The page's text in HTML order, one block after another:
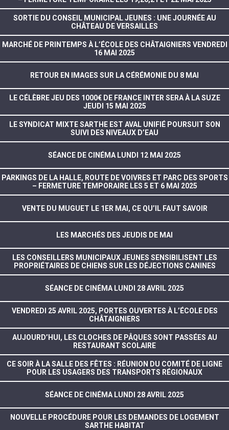
SORTIE DU CONSEIL MUNICIPAL JEUNES : UNE JOURNÉE AU
CHÂTEAU DE VERSAILLES
MARCHÉ DE PRINTEMPS À L’ÉCOLE DES CHÂTAIGNIERS VENDREDI
16 MAI 2025
RETOUR EN IMAGES SUR LA CÉRÉMONIE DU 8 MAI
LE CÉLÈBRE JEU DES 1000€ DE FRANCE INTER SERA À LA SUZE
JEUDI 15 MAI 2025
LE SYNDICAT MIXTE SARTHE EST AVAL UNIFIÉ POURSUIT SON
SUIVI DES NIVEAUX D’EAU
SÉANCE DE CINÉMA LUNDI 12 MAI 2025
PARKINGS DE LA HALLE, ROUTE DE VOIVRES ET PARC DES SPORTS
– FERMETURE TEMPORAIRE LES 5 ET 6 MAI 2025
VENTE DU MUGUET LE 1ER MAI, CE QU’IL FAUT SAVOIR
LES MARCHÉS DES JEUDIS DE MAI
LES CONSEILLERS MUNICIPAUX JEUNES SENSIBILISENT LES
PROPRIÉTAIRES DE CHIENS SUR LES DÉJECTIONS CANINES
SÉANCE DE CINÉMA LUNDI 28 AVRIL 2025
VENDREDI 25 AVRIL 2025, PORTES OUVERTES À L’ÉCOLE DES
CHÂTAIGNIERS
AUJOURD’HUI, LES CLOCHES DE PÂQUES SONT PASSÉES AU
RESTAURANT SCOLAIRE
CE SOIR À LA SALLE DES FÊTES : RÉUNION DU COMITÉ DE LIGNE
POUR LES USAGERS DES TRANSPORTS RÉGIONAUX
SÉANCE DE CINÉMA LUNDI 28 AVRIL 2025
NOUVELLE PROCÉDURE POUR LES DEMANDES DE LOGEMENT
SARTHE HABITAT